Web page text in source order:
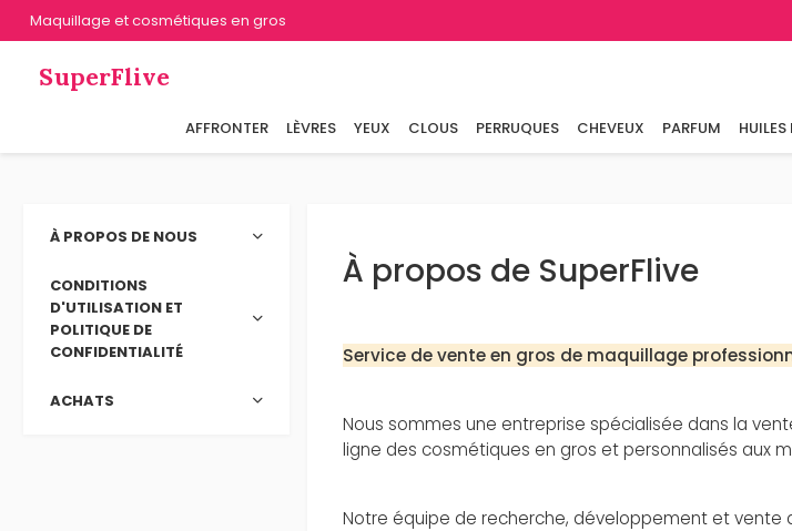
Maquillage et cosmétiques en gros
SuperFlive
AFFRONTER LÈVRES YEUX CLOUS PERRUQUES CHEVEUX PARFUM HUILES
À PROPOS DE NOUS
CONDITIONS
D'UTILISATION ET
POLITIQUE DE
CONFIDENTIALITÉ
ACHATS
À propos de SuperFlive
Service de vente en gros de maquillage
Nous sommes une entreprise spécialisée dans la
ligne des cosmétiques en gros et personnalisés aux
Notre équipe de recherche, développement et vente